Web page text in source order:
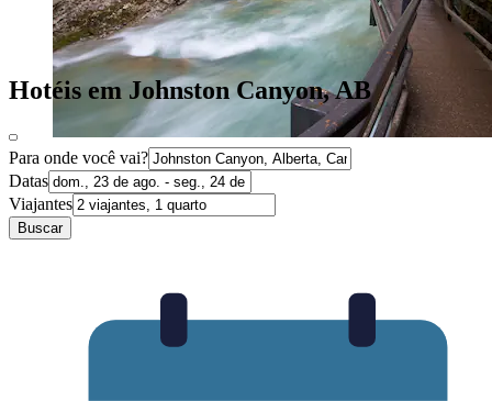
Hotéis em Johnston Canyon, AB
Para onde você vai?
Datas
Viajantes
Buscar